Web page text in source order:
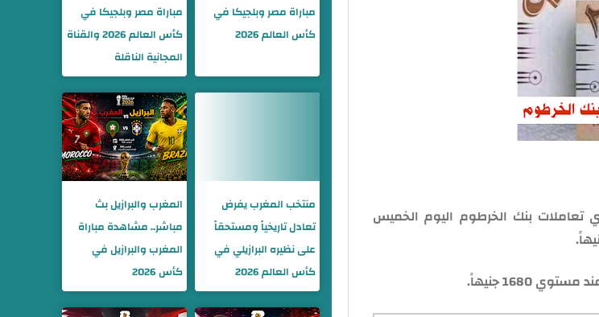
تعاملات بنك الخرطوم اليوم الخميس
جنيهاً.
مباراة مصر وبلجيكا في
كأس العالم 2026
مباراة مصر وبلجيكا في
كأس العالم 2026 والقناة
المجانية الناقلة
منتخب المغرب يفرض
تعادل تاريخياً ومستحقاً
على نظيره البرازيلي في
كأس العالم 2026
المغرب والبرازيل بث
مباشر.. مشاهدة مباراة
المغرب والبرازيل في
كأس 2026